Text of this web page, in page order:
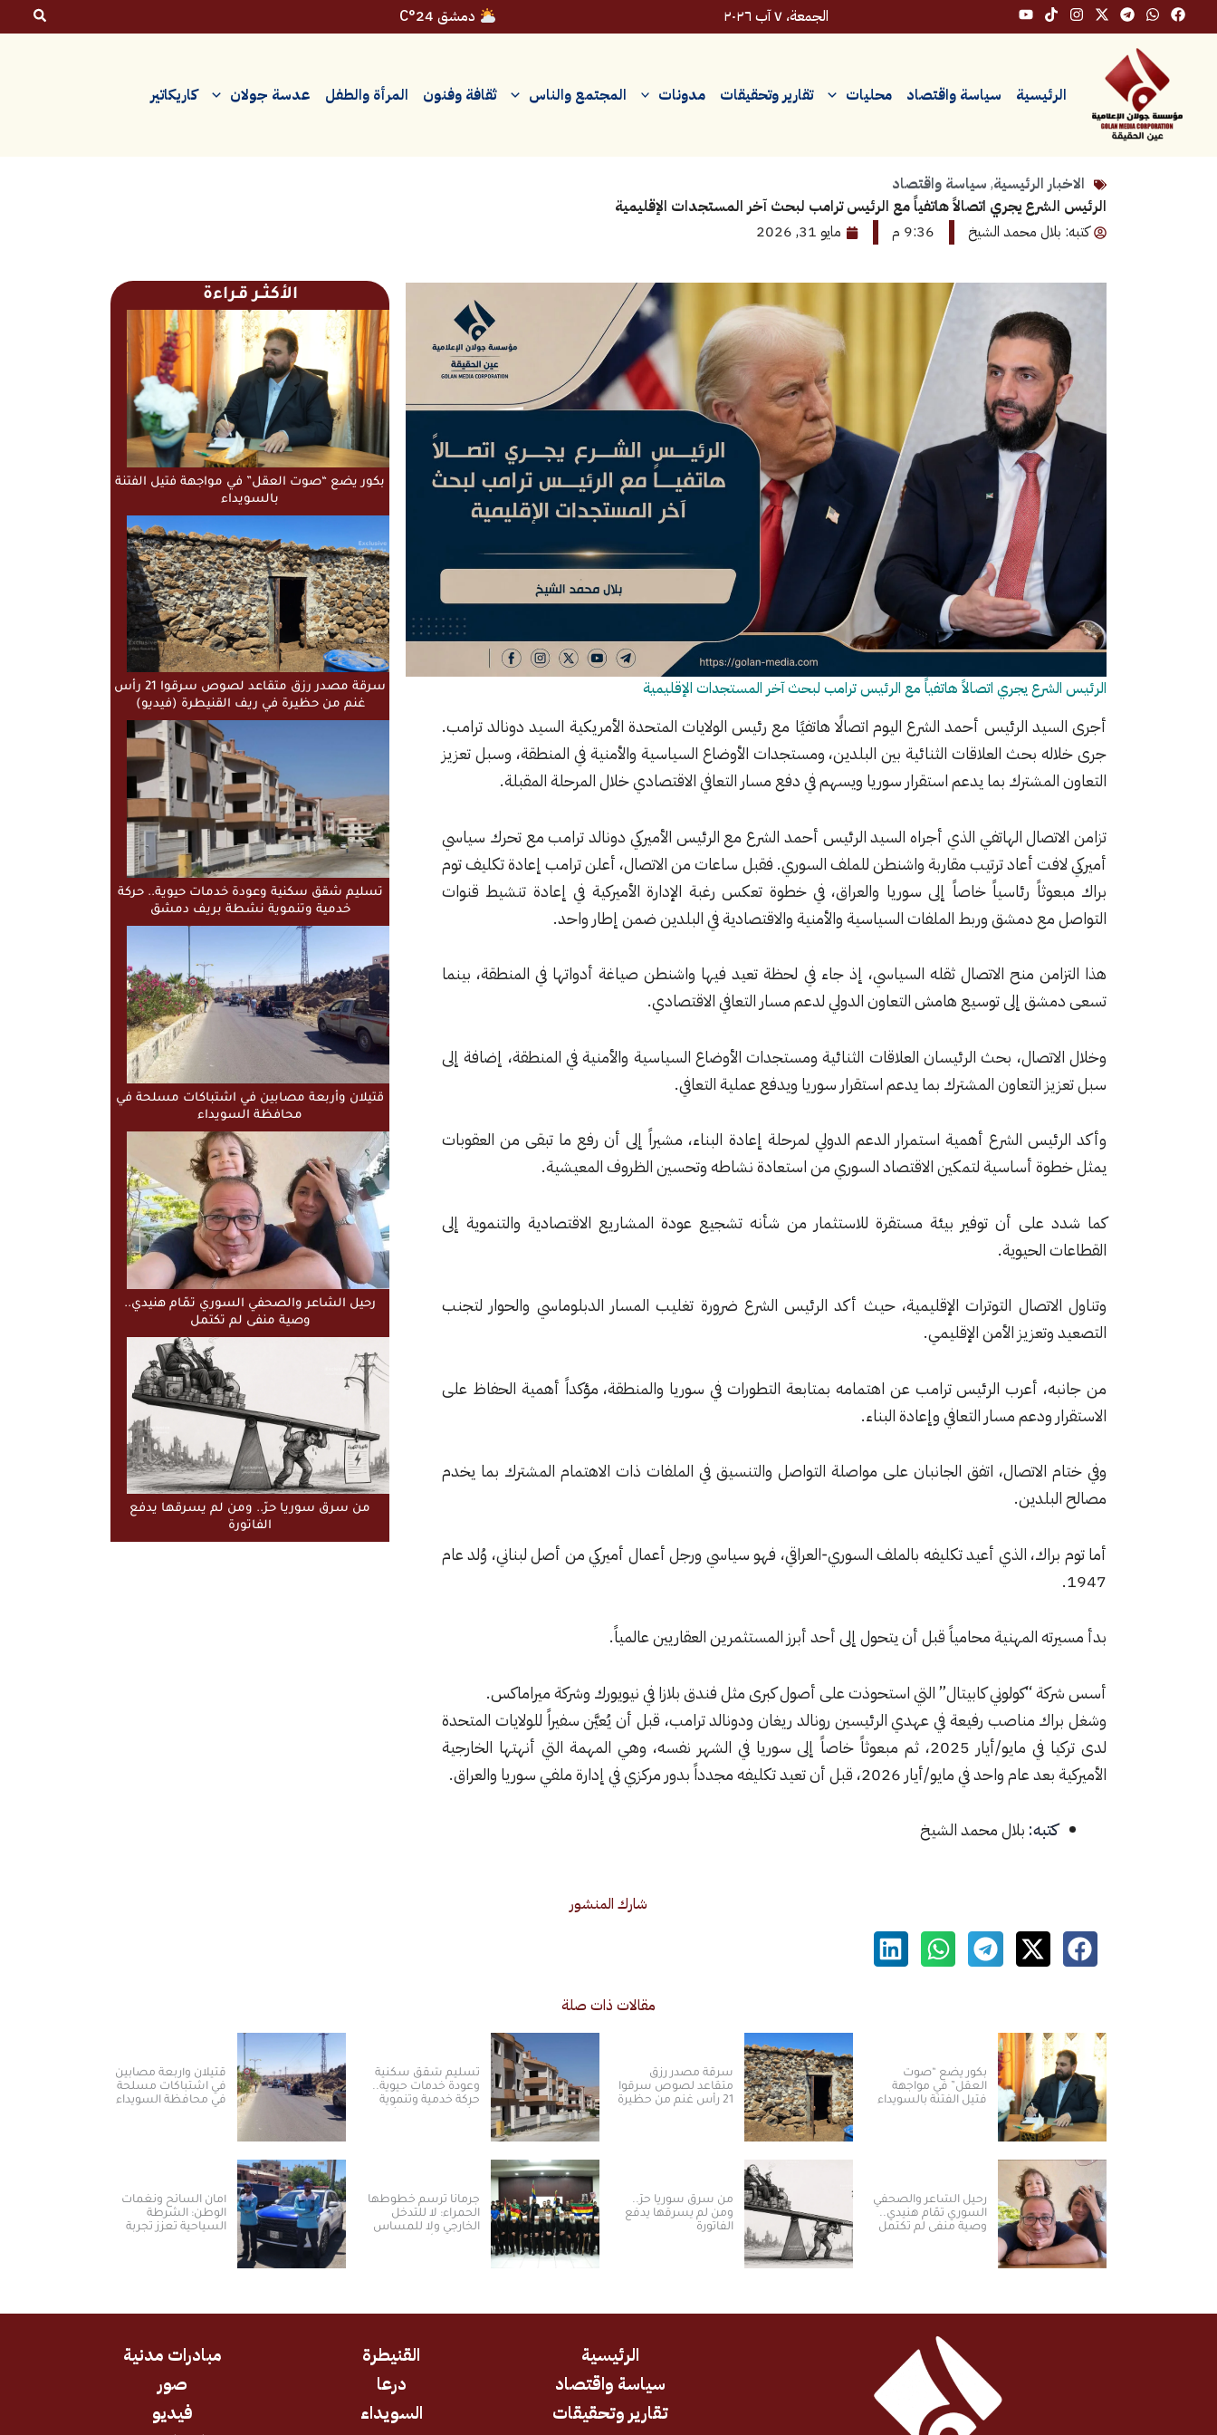
تخطي
إلى
الجمعة، ٧ آب ٢٠٢٦ دمشق 24°C
الرئيسية سياسة واقتصاد محليات تقارير وتحقيقات مدونات المجتمع والناس ثقافة وفنون المرأة والطفل عدسة جولان كاريكاتير
الاخبار الرئيسية, سياسة واقتصاد
الرئيس الشرع يجري اتصالاً هاتفياً مع الرئيس ترامب لبحث آخر المستجدات الإقليمية
كتبه: بلال محمد الشيخ
9:36 م مايو 31, 2026
الرئيس الشرع يجري اتصالاً هاتفياً مع الرئيس ترامب لبحث آخر المستجدات الإقليمية
أجرى السيد الرئيس أحمد الشرع اليوم اتصالًا هاتفيًا مع رئيس الولايات المتحدة الأمريكية السيد دونالد ترامب.
جرى خلاله بحث العلاقات الثنائية بين البلدين، ومستجدات الأوضاع السياسية والأمنية في المنطقة، وسبل تعزيز
التعاون المشترك بما يدعم استقرار سوريا ويسهم في دفع مسار التعافي الاقتصادي خلال المرحلة المقبلة.
تزامن الاتصال الهاتفي الذي أجراه السيد الرئيس أحمد الشرع مع الرئيس الأميركي دونالد ترامب مع تحرك سياسي
أميركي لافت أعاد ترتيب مقاربة واشنطن للملف السوري. فقبل ساعات من الاتصال، أعلن ترامب إعادة تكليف توم
براك مبعوثاً رئاسياً خاصاً إلى سوريا والعراق، في خطوة تعكس رغبة الإدارة الأميركية في إعادة تنشيط قنوات
التواصل مع دمشق وربط الملفات السياسية والأمنية والاقتصادية في البلدين ضمن إطار واحد.
هذا التزامن منح الاتصال ثقله السياسي، إذ جاء في لحظة تعيد فيها واشنطن صياغة أدواتها في المنطقة، بينما
تسعى دمشق إلى توسيع هامش التعاون الدولي لدعم مسار التعافي الاقتصادي.
وخلال الاتصال، بحث الرئيسان العلاقات الثنائية ومستجدات الأوضاع السياسية والأمنية في المنطقة، إضافة إلى
سبل تعزيز التعاون المشترك بما يدعم استقرار سوريا ويدفع عملية التعافي.
وأكد الرئيس الشرع أهمية استمرار الدعم الدولي لمرحلة إعادة البناء، مشيراً إلى أن رفع ما تبقى من العقوبات
يمثل خطوة أساسية لتمكين الاقتصاد السوري من استعادة نشاطه وتحسين الظروف المعيشية.
كما شدد على أن توفير بيئة مستقرة للاستثمار من شأنه تشجيع عودة المشاريع الاقتصادية والتنموية إلى
القطاعات الحيوية.
وتناول الاتصال التوترات الإقليمية، حيث أكد الرئيس الشرع ضرورة تغليب المسار الدبلوماسي والحوار لتجنب
التصعيد وتعزيز الأمن الإقليمي.
من جانبه، أعرب الرئيس ترامب عن اهتمامه بمتابعة التطورات في سوريا والمنطقة، مؤكداً أهمية الحفاظ على
الاستقرار ودعم مسار التعافي وإعادة البناء.
وفي ختام الاتصال، اتفق الجانبان على مواصلة التواصل والتنسيق في الملفات ذات الاهتمام المشترك بما يخدم
مصالح البلدين.
أما توم براك، الذي أعيد تكليفه بالملف السوري‑العراقي، فهو سياسي ورجل أعمال أميركي من أصل لبناني، وُلد عام
1947.
بدأ مسيرته المهنية محامياً قبل أن يتحول إلى أحد أبرز المستثمرين العقاريين عالمياً.
أسس شركة “كولوني كابيتال” التي استحوذت على أصول كبرى مثل فندق بلازا في نيويورك وشركة ميراماكس.
وشغل براك مناصب رفيعة في عهدي الرئيسين رونالد ريغان ودونالد ترامب، قبل أن يُعيَّن سفيراً للولايات المتحدة
لدى تركيا في مايو/أيار 2025، ثم مبعوثاً خاصاً إلى سوريا في الشهر نفسه، وهي المهمة التي أنهتها الخارجية
الأميركية بعد عام واحد في مايو/أيار 2026، قبل أن تعيد تكليفه مجدداً بدور مركزي في إدارة ملفي سوريا والعراق.
كتبه: بلال محمد الشيخ
الأكثــر قـراءة
بكور يضع “صوت العقل” في مواجهة فتيل الفتنة
بالسويداء
سرقة مصدر رزق متقاعد لصوص سرقوا 21 رأس
غنم من حظيرة في ريف القنيطرة (فيديو)
تسليم شقق سكنية وعودة خدمات حيوية.. حركة
خدمية وتنموية نشطة بريف دمشق
قتيلان وأربعة مصابين في اشتباكات مسلحة في
محافظة السويداء
رحيل الشاعر والصحفي السوري تمّام هنيدي..
وصية منفى لم تكتمل
من سرق سوريا حرّ.. ومن لم يسرقها يدفع
الفاتورة
شارك المنشور
مقالات ذات صلة
بكور يضع “صوت
العقل” في مواجهة
فتيل الفتنة بالسويداء
سرقة مصدر رزق
متقاعد لصوص سرقوا
21 رأس غنم من حظيرة
تسليم شقق سكنية
وعودة خدمات حيوية..
حركة خدمية وتنموية
قتيلان وأربعة مصابين
في اشتباكات مسلحة
في محافظة السويداء
رحيل الشاعر والصحفي
السوري تمّام هنيدي..
وصية منفى لم تكتمل
من سرق سوريا حرّ..
ومن لم يسرقها يدفع
الفاتورة
جرمانا ترسم خطوطها
الحمراء: لا للتدخل
الخارجي ولا للمساس
أمان السائح ونغمات
الوطن: الشرطة
السياحية تعزز تجربة
الرئيسية
سياسة واقتصاد
تقارير وتحقيقات
القنيطرة
درعا
السويداء
مبادرات مدنية
صور
فيديو